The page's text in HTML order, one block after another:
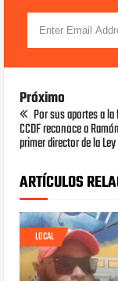
Próximo
Por sus aportes a
CCDF reconoce a
primer director de la Ley
ARTÍCULOS
LOCAL